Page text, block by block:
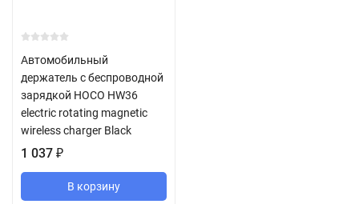
Автомобильный
держатель с беспроводной
зарядкой HOCO HW36
electric rotating magnetic
wireless charger Black
1 037 ₽
В корзину